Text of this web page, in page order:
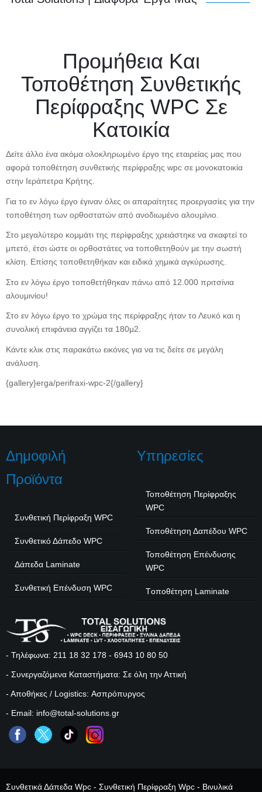
Προμήθεια Και
Τοποθέτηση Συνθετικής
Περίφραξης WPC Σε
Κατοικία
Δείτε άλλο ένα ακόμα ολοκληρωμένο έργο της εταιρείας μας που
αφορά τοποθέτηση συνθετικής περίφραξης wpc σε μονοκατοικία
στην Ιεράπετρα Κρήτης.
Για το εν λόγω έργο έγιναν όλες οι απαραίτητες προεργασίες για την
τοποθέτηση των ορθοστατών από ανοδιωμένο αλουμίνιο.
Στο μεγαλύτερο κομμάτι της περίφραξης χρειάστηκε να σκαφτεί το
μπετό, έτσι ώστε οι ορθοστάτες να τοποθετηθούν με την σωστή
κλίση. Επίσης τοποθετηθήκαν και ειδικά χημικά αγκύρωσης.
Στο εν λόγω έργο τοποθετήθηκαν πάνω από 12.000 πριτσίνια
αλουμινίου!
Στο εν λόγω έργο το χρώμα της περίφραξης ήταν το Λευκό και η
συνολική επιφάνεια αγγίζει τα 180μ2.
Κάντε κλικ στις παρακάτω εικόνες για να τις δείτε σε μεγάλη
ανάλυση.
{gallery}erga/perifraxi-wpc-2{/gallery}
Δημοφιλή
Προϊόντα
Συνθετική Περίφραξη WPC
Συνθετικό Δάπεδο WPC
Δάπεδα Laminate
Συνθετική Επένδυση WPC
Υπηρεσίες
Τοποθέτηση Περίφραξης
WPC
Τοποθέτηση Δαπέδου WPC
Τοποθέτηση Επένδυσης
WPC
Tοποθέτηση Laminate
- Τηλέφωνα: 211 18 32 178 - 6943 10 80 50
- Συνεργαζόμενα Καταστήματα: Σε όλη την Αττική
- Αποθήκες / Logistics: Ασπρόπυργος
- Email: info@total-solutions.gr
Συνθετικά Δάπεδα Wpc - Συνθετική Περίφραξη Wpc - Βινυλικά